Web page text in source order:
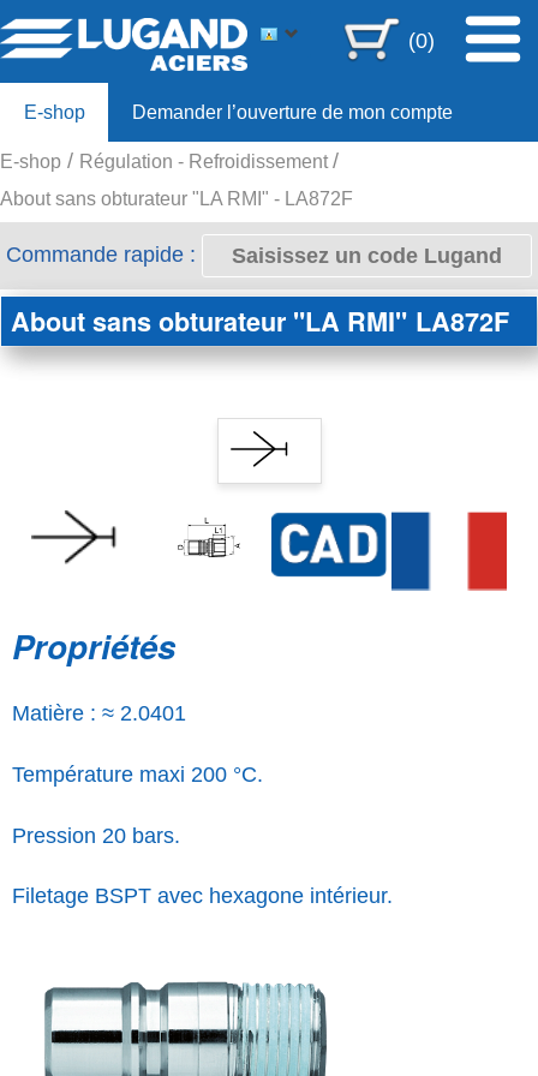
(0)
E-shop Demander l’ouverture de mon compte
Offre 80ans
E-shop
Régulation - Refroidissement
About sans obturateur "LA RMI" - LA872F
Commande rapide :
About sans obturateur "LA RMI" LA872F
Propriétés
Matière : ≈ 2.0401
Température maxi 200 °C.
Pression 20 bars.
Filetage BSPT avec hexagone intérieur.